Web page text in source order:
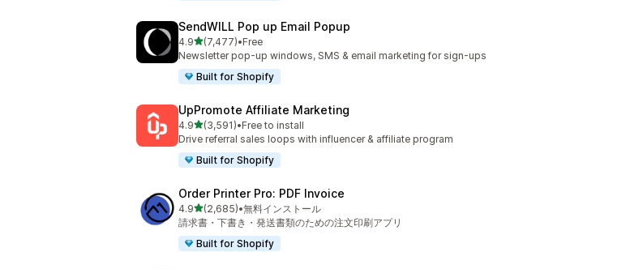
SendWILL Pop up Email Popup
4.95つ星中
(7,477)
合計レビュー数：7477件
•Free
Newsletter pop-up windows, SMS & email marketing for sign-ups
Built for Shopify
UpPromote Affiliate Marketing
4.95つ星中
(3,591)
合計レビュー数：3591件
•Free to install
Drive referral sales loops with influencer & affiliate program
Built for Shopify
Order Printer Pro: PDF Invoice
4.95つ星中
(2,685)
合計レビュー数：2685件
•無料インストール
請求書・下書き・発送書類のための注文印刷アプリ
Built for Shopify